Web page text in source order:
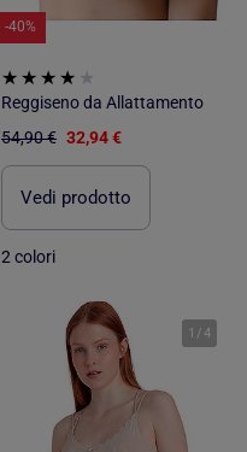
-40%
Reggiseno da Allattamento
54,90 € 32,94 €
Vedi prodotto
2 colori
1 /4